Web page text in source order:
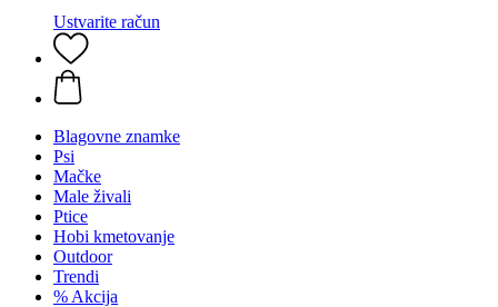
Ustvarite račun
Blagovne znamke
Psi
Mačke
Male živali
Ptice
Hobi kmetovanje
Outdoor
Trendi
% Akcija